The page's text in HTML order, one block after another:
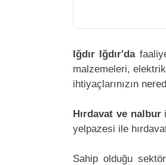
Iğdır Iğdır'da
malzemeleri,
ihtiyaçlarınızın
Hırdavat ve nalbur
yelpazesi ile
Sahip olduğu